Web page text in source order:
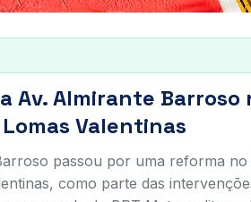
Av. Almirante
Valentinas
passou por uma reforma
como parte das